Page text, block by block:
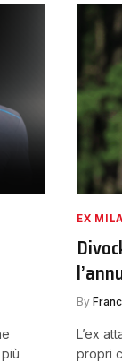
EX
By
L’ex
propri